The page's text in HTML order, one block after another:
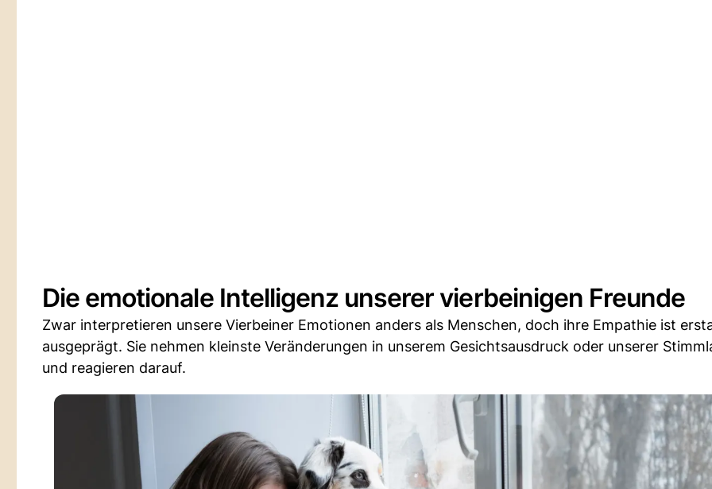
Die emotionale Intelligenz unserer vierbeinigen Freunde
Zwar interpretieren unsere Vierbeiner Emotionen anders als Menschen, doch ihre Empathie ist
ausgeprägt. Sie nehmen kleinste Veränderungen in unserem Gesichtsausdruck oder unserer
und reagieren darauf.